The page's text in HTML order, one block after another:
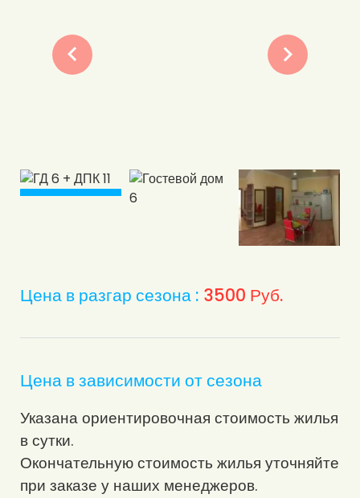
Цена в разгар сезона : 3500 Руб.
Цена в зависимости от сезона
Указана ориентировочная стоимость жилья
в сутки.
Окончательную стоимость жилья уточняйте
при заказе у наших менеджеров.